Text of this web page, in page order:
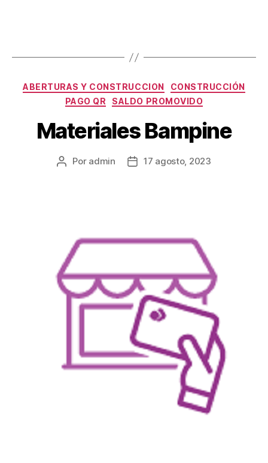
ABERTURAS Y CONSTRUCCION
CONSTRUCCIÓN
PAGO QR
SALDO PROMOVIDO
Materiales Bampine
Por admin 17 agosto, 2023